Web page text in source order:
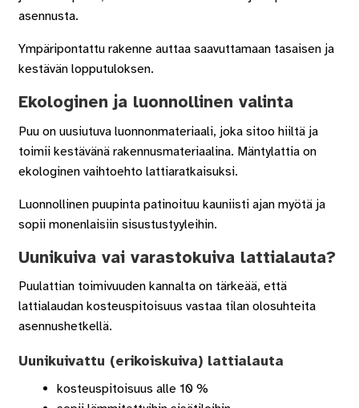
asennusta.
Ympäripontattu rakenne auttaa saavuttamaan tasaisen ja
kestävän lopputuloksen.
Ekologinen ja luonnollinen valinta
Puu on uusiutuva luonnonmateriaali, joka sitoo hiiltä ja
toimii kestävänä rakennusmateriaalina. Mäntylattia on
ekologinen vaihtoehto lattiaratkaisuksi.
Luonnollinen puupinta patinoituu kauniisti ajan myötä ja
sopii monenlaisiin sisustustyyleihin.
Uunikuiva vai varastokuiva lattialauta?
Puulattian toimivuuden kannalta on tärkeää, että
lattialaudan kosteuspitoisuus vastaa tilan olosuhteita
asennushetkellä.
Uunikuivattu (erikoiskuiva) lattialauta
kosteuspitoisuus alle 10 %